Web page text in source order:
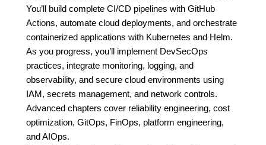
You’ll build complete CI/CD pipelines with GitHub
Actions, automate cloud deployments, and orchestrate
containerized applications with Kubernetes and Helm.
As you progress, you’ll implement DevSecOps
practices, integrate monitoring, logging, and
observability, and secure cloud environments using
IAM, secrets management, and network controls.
Advanced chapters cover reliability engineering, cost
optimization, GitOps, FinOps, platform engineering,
and AIOps.